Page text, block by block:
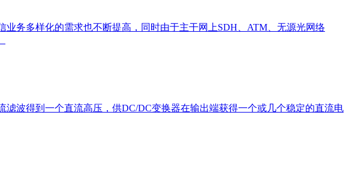
务多样化的需求也不断提高，同时由于主干网上SDH、ATM、无源光网络
波得到一个直流高压，供DC/DC变换器在输出端获得一个或几个稳定的直流电